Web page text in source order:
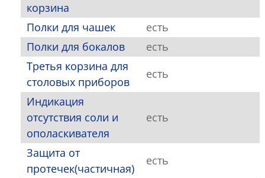
корзина
Полки для чашек
есть
Полки для бокалов
есть
Третья корзина для
столовых приборов
есть
Индикация
отсутствия соли и
ополаскивателя
есть
Защита от
протечек(частичная)
есть